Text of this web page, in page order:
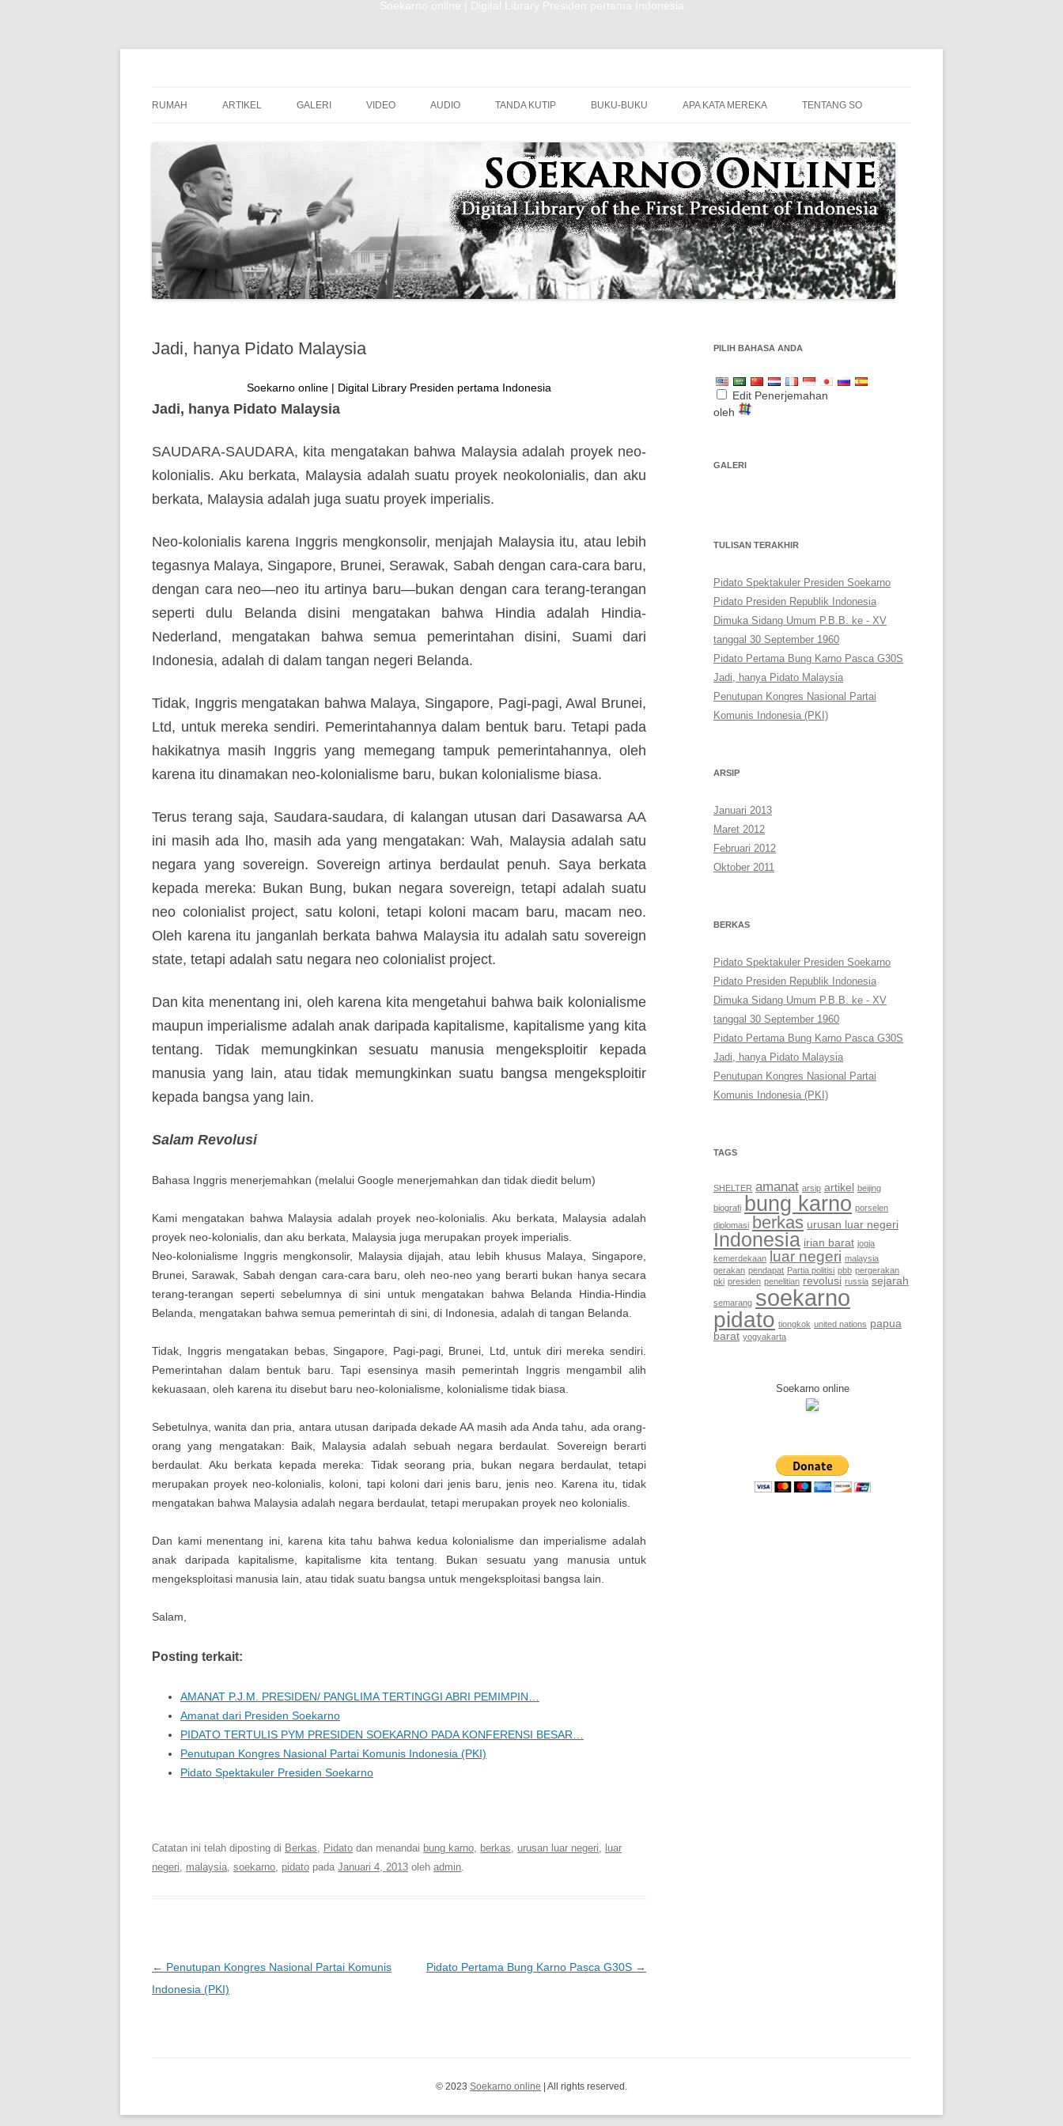
Soekarno online | Digital Library Presiden pertama Indonesia
RUMAH ARTIKEL GALERI VIDEO AUDIO TANDA KUTIP BUKU-BUKU APA KATA MEREKA TENTANG SO
Jadi, hanya Pidato Malaysia
Soekarno online | Digital Library Presiden pertama Indonesia
Jadi, hanya Pidato Malaysia
SAUDARA-SAUDARA, kita mengatakan bahwa Malaysia adalah proyek neo-
kolonialis. Aku berkata, Malaysia adalah suatu proyek neokolonialis, dan aku
berkata, Malaysia adalah juga suatu proyek imperialis.
Neo-kolonialis karena Inggris mengkonsolir, menjajah Malaysia itu, atau lebih
tegasnya Malaya, Singapore, Brunei, Serawak, Sabah dengan cara-cara baru,
dengan cara neo—neo itu artinya baru—bukan dengan cara terang-terangan
seperti dulu Belanda disini mengatakan bahwa Hindia adalah Hindia-
Nederland, mengatakan bahwa semua pemerintahan disini, Suami dari
Indonesia, adalah di dalam tangan negeri Belanda.
Tidak, Inggris mengatakan bahwa Malaya, Singapore, Pagi-pagi, Awal Brunei,
Ltd, untuk mereka sendiri. Pemerintahannya dalam bentuk baru. Tetapi pada
hakikatnya masih Inggris yang memegang tampuk pemerintahannya, oleh
karena itu dinamakan neo-kolonialisme baru, bukan kolonialisme biasa.
Terus terang saja, Saudara-saudara, di kalangan utusan dari Dasawarsa AA
ini masih ada lho, masih ada yang mengatakan: Wah, Malaysia adalah satu
negara yang sovereign. Sovereign artinya berdaulat penuh. Saya berkata
kepada mereka: Bukan Bung, bukan negara sovereign, tetapi adalah suatu
neo colonialist project, satu koloni, tetapi koloni macam baru, macam neo.
Oleh karena itu janganlah berkata bahwa Malaysia itu adalah satu sovereign
state, tetapi adalah satu negara neo colonialist project.
Dan kita menentang ini, oleh karena kita mengetahui bahwa baik kolonialisme
maupun imperialisme adalah anak daripada kapitalisme, kapitalisme yang kita
tentang. Tidak memungkinkan sesuatu manusia mengeksploitir kepada
manusia yang lain, atau tidak memungkinkan suatu bangsa mengeksploitir
kepada bangsa yang lain.
Salam Revolusi
Bahasa Inggris menerjemahkan (melalui Google menerjemahkan dan tidak diedit belum)
Kami mengatakan bahwa Malaysia adalah proyek neo-kolonialis. Aku berkata, Malaysia adalah
proyek neo-kolonialis, dan aku berkata, Malaysia juga merupakan proyek imperialis.
Neo-kolonialisme Inggris mengkonsolir, Malaysia dijajah, atau lebih khusus Malaya, Singapore,
Brunei, Sarawak, Sabah dengan cara-cara baru, oleh neo-neo yang berarti bukan hanya secara
terang-terangan seperti sebelumnya di sini untuk mengatakan bahwa Belanda Hindia-Hindia
Belanda, mengatakan bahwa semua pemerintah di sini, di Indonesia, adalah di tangan Belanda.
Tidak, Inggris mengatakan bebas, Singapore, Pagi-pagi, Brunei, Ltd, untuk diri mereka sendiri.
Pemerintahan dalam bentuk baru. Tapi esensinya masih pemerintah Inggris mengambil alih
kekuasaan, oleh karena itu disebut baru neo-kolonialisme, kolonialisme tidak biasa.
Sebetulnya, wanita dan pria, antara utusan daripada dekade AA masih ada Anda tahu, ada orang-
orang yang mengatakan: Baik, Malaysia adalah sebuah negara berdaulat. Sovereign berarti
berdaulat. Aku berkata kepada mereka: Tidak seorang pria, bukan negara berdaulat, tetapi
merupakan proyek neo-kolonialis, koloni, tapi koloni dari jenis baru, jenis neo. Karena itu, tidak
mengatakan bahwa Malaysia adalah negara berdaulat, tetapi merupakan proyek neo kolonialis.
Dan kami menentang ini, karena kita tahu bahwa kedua kolonialisme dan imperialisme adalah
anak daripada kapitalisme, kapitalisme kita tentang. Bukan sesuatu yang manusia untuk
mengeksploitasi manusia lain, atau tidak suatu bangsa untuk mengeksploitasi bangsa lain.
Salam,
Posting terkait:
AMANAT P.J.M. PRESIDEN/ PANGLIMA TERTINGGI ABRI PEMIMPIN…
Amanat dari Presiden Soekarno
PIDATO TERTULIS PYM PRESIDEN SOEKARNO PADA KONFERENSI BESAR…
Penutupan Kongres Nasional Partai Komunis Indonesia (PKI)
Pidato Spektakuler Presiden Soekarno
Catatan ini telah diposting di Berkas, Pidato dan menandai bung karno, berkas, urusan luar negeri, luar
negeri, malaysia, soekarno, pidato pada Januari 4, 2013 oleh admin.
Pasca navigasi
← Penutupan Kongres Nasional Partai Komunis
Indonesia (PKI)
Pidato Pertama Bung Karno Pasca G30S →
PILIH BAHASA ANDA
Edit Penerjemahan
oleh
GALERI
TULISAN TERAKHIR
Pidato Spektakuler Presiden Soekarno
Pidato Presiden Republik Indonesia
Dimuka Sidang Umum P.B.B. ke - XV
tanggal 30 September 1960
Pidato Pertama Bung Karno Pasca G30S
Jadi, hanya Pidato Malaysia
Penutupan Kongres Nasional Partai
Komunis Indonesia (PKI)
ARSIP
Januari 2013
Maret 2012
Februari 2012
Oktober 2011
BERKAS
Pidato Spektakuler Presiden Soekarno
Pidato Presiden Republik Indonesia
Dimuka Sidang Umum P.B.B. ke - XV
tanggal 30 September 1960
Pidato Pertama Bung Karno Pasca G30S
Jadi, hanya Pidato Malaysia
Penutupan Kongres Nasional Partai
Komunis Indonesia (PKI)
TAGS
SHELTER amanat arsip artikel beijing
biografi bung karno porselen
diplomasi berkas urusan luar negeri
Indonesia irian barat jogja
kemerdekaan
luar negeri malaysia
gerakan pendapat Partia politisi pbb pergerakan
pki presiden penelitian revolusi russia sejarah
semarang soekarno
pidato tiongkok united nations papua
barat yogyakarta
Soekarno online
© 2023 Soekarno online | All rights reserved.